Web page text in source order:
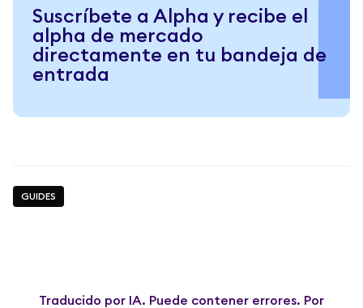
Suscríbete a Alpha y recibe el
alpha de mercado
directamente en tu bandeja de
entrada
GUIDES
Traducido por IA. Puede contener errores. Por